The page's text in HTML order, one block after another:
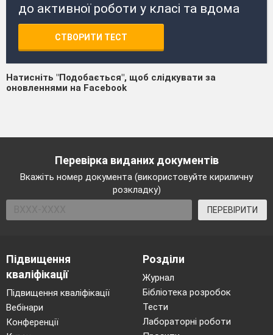
до активної роботи у класі та вдома
СТВОРИТИ ТЕСТ
Натисніть "Подобається", щоб слідкувати за
оновленнями на Facebook
Перевірка виданих документів
Вкажіть номер документа (використовуйте кириличну
розкладку)
ПЕРЕВІРИТИ
Підвищення
кваліфікації
Підвищення кваліфікації
Вебінари
Конференції
Розділи
Журнал
Бібліотека розробок
Тести
Лабораторні роботи